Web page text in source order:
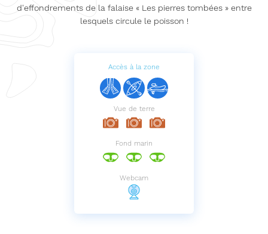
d'effondrements de la falaise « Les pierres tombées » entre
lesquels circule le poisson !
Accès à la zone
Vue de terre
Fond marin
Webcam